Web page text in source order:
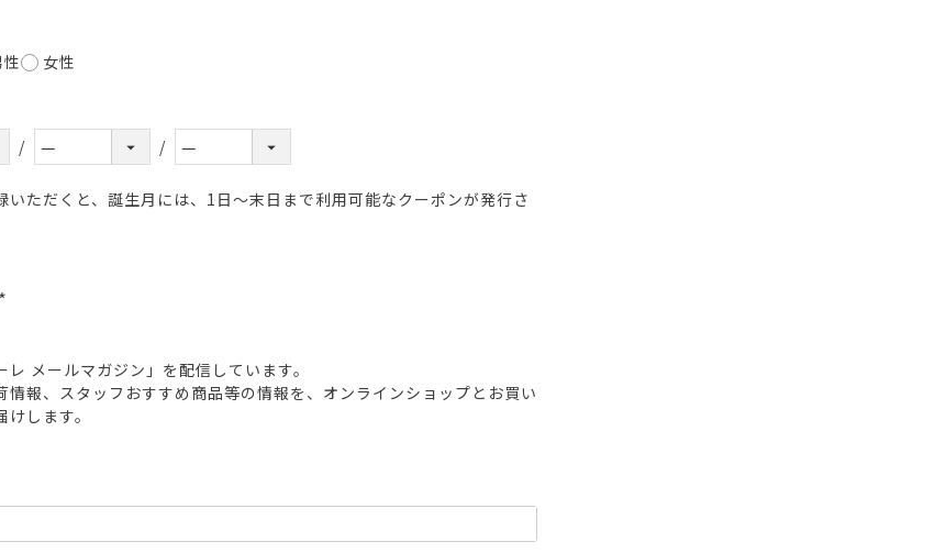
女性
いただくと、誕生月には、1日～末日まで利用可能なクーポンが発行さ
レ メールマガジン」を配信しています。
情報、スタッフおすすめ商品等の情報を、オンラインショップとお買い
します。